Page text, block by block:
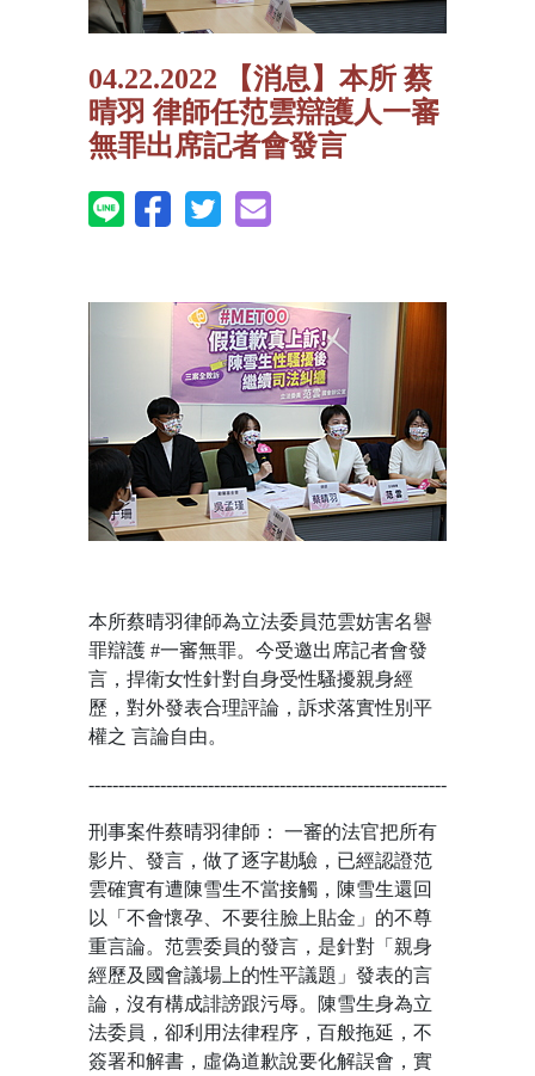
04.22.2022 【消息】本所 蔡
晴羽 律師任范雲辯護人一審
無罪出席記者會發言
本所蔡晴羽律師為立法委員范雲妨害名譽
罪辯護 #一審無罪。今受邀出席記者會發
言，捍衛女性針對自身受性騷擾親身經
歷，對外發表合理評論，訴求落實性別平
權之 言論自由。
------------------------------------------------------------
刑事案件蔡晴羽律師： 一審的法官把所有
影片、發言，做了逐字勘驗，已經認證范
雲確實有遭陳雪生不當接觸，陳雪生還回
以「不會懷孕、不要往臉上貼金」的不尊
重言論。范雲委員的發言，是針對「親身
經歷及國會議場上的性平議題」發表的言
論，沒有構成誹謗跟污辱。陳雪生身為立
法委員，卻利用法律程序，百般拖延，不
簽署和解書，虛偽道歉說要化解誤會，實